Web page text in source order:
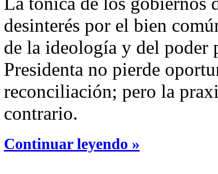
desinterés por el bien
de la ideología y del
Presidenta no pierde
reconciliación; pero la
contrario.
Continuar leyendo »